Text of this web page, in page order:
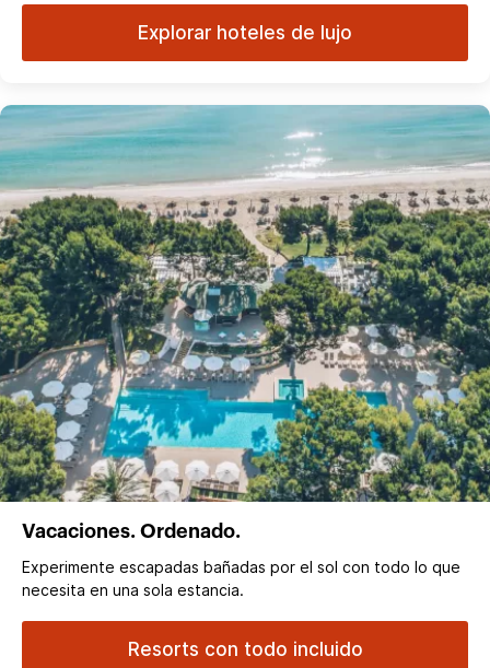
Explorar hoteles de lujo
Vacaciones. Ordenado.
Experimente escapadas bañadas por el sol con todo lo que
necesita en una sola estancia.
Resorts con todo incluido